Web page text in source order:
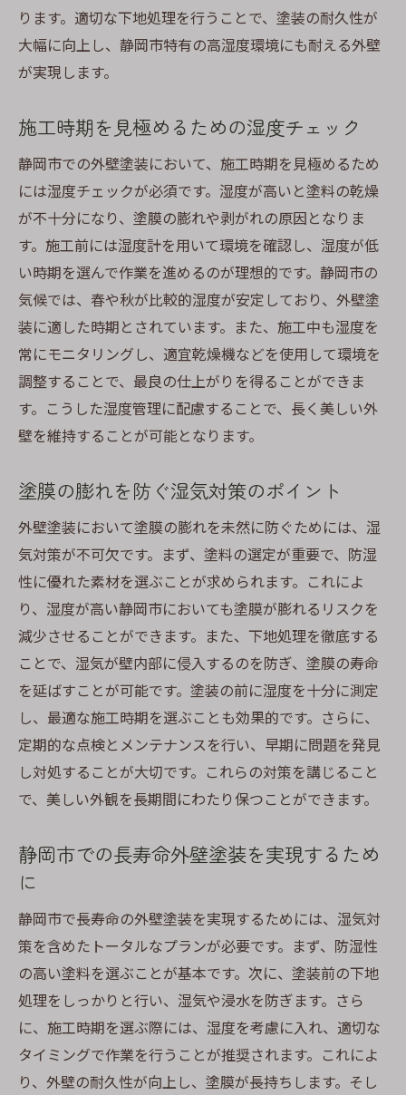
ります。適切な下地処理を行うことで、塗装の耐久性が
大幅に向上し、静岡市特有の高湿度環境にも耐える外壁
が実現します。
施工時期を見極めるための湿度チェック
静岡市での外壁塗装において、施工時期を見極めるため
には湿度チェックが必須です。湿度が高いと塗料の乾燥
が不十分になり、塗膜の膨れや剥がれの原因となりま
す。施工前には湿度計を用いて環境を確認し、湿度が低
い時期を選んで作業を進めるのが理想的です。静岡市の
気候では、春や秋が比較的湿度が安定しており、外壁塗
装に適した時期とされています。また、施工中も湿度を
常にモニタリングし、適宜乾燥機などを使用して環境を
調整することで、最良の仕上がりを得ることができま
す。こうした湿度管理に配慮することで、長く美しい外
壁を維持することが可能となります。
塗膜の膨れを防ぐ湿気対策のポイント
外壁塗装において塗膜の膨れを未然に防ぐためには、湿
気対策が不可欠です。まず、塗料の選定が重要で、防湿
性に優れた素材を選ぶことが求められます。これによ
り、湿度が高い静岡市においても塗膜が膨れるリスクを
減少させることができます。また、下地処理を徹底する
ことで、湿気が壁内部に侵入するのを防ぎ、塗膜の寿命
を延ばすことが可能です。塗装の前に湿度を十分に測定
し、最適な施工時期を選ぶことも効果的です。さらに、
定期的な点検とメンテナンスを行い、早期に問題を発見
し対処することが大切です。これらの対策を講じること
で、美しい外観を長期間にわたり保つことができます。
静岡市での長寿命外壁塗装を実現するため
に
静岡市で長寿命の外壁塗装を実現するためには、湿気対
策を含めたトータルなプランが必要です。まず、防湿性
の高い塗料を選ぶことが基本です。次に、塗装前の下地
処理をしっかりと行い、湿気や浸水を防ぎます。さら
に、施工時期を選ぶ際には、湿度を考慮に入れ、適切な
タイミングで作業を行うことが推奨されます。これによ
り、外壁の耐久性が向上し、塗膜が長持ちします。そし